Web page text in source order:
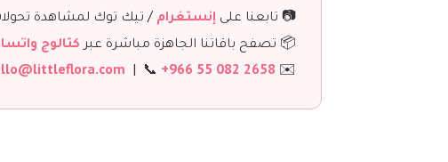
📷 تابعنا على إنستغرام / تيك توك لمشاهدة
📦 تصفح باقاتنا الجاهزة مباشرة عبر كتالوج
✉️
| 📞 +966 55 082 2658